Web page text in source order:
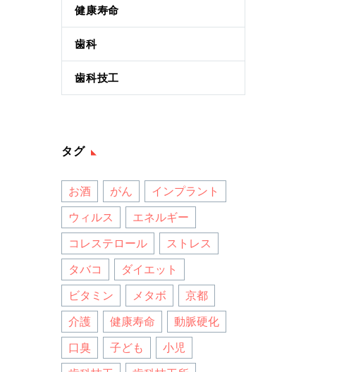
健康寿命
歯科
歯科技工
タグ
お酒 がん
インプラント
ウィルス
エネルギー
コレステロール
ストレス
タバコ
ダイエット
ビタミン
メタボ
京都
介護
健康寿命
動脈硬化
口臭
子ども
小児